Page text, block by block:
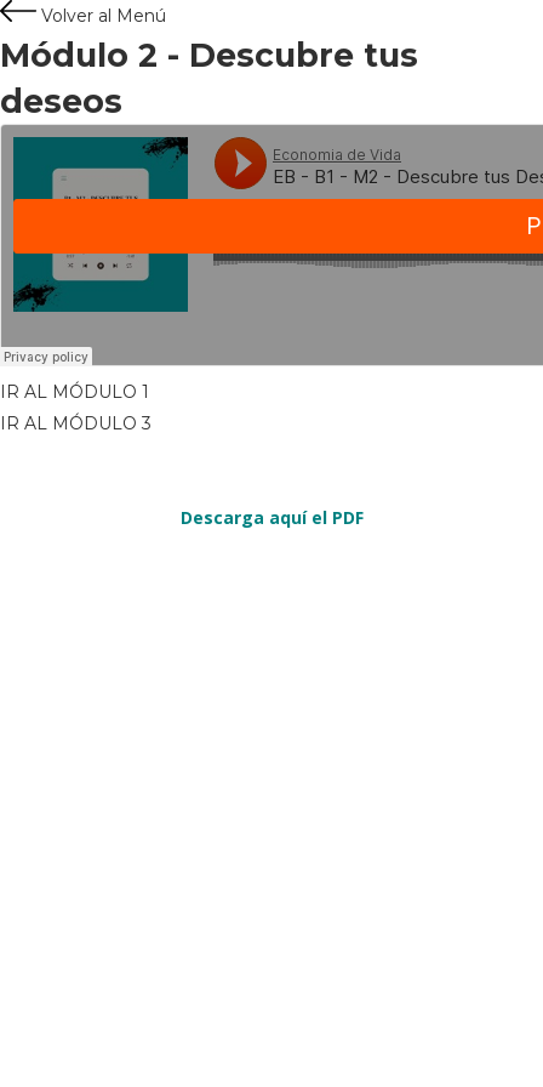
Volver al Menú
Módulo 2 - Descubre tus
deseos
IR AL MÓDULO 1
IR AL MÓDULO 3
Descarga aquí el PDF